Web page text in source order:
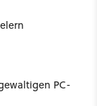
PC-